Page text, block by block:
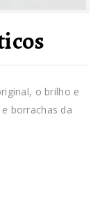
o brilho e
borrachas da